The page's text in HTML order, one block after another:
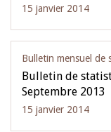
15 janvier 2014
Bulletin mensuel de
Bulletin de
Septembre 2013
15 janvier 2014